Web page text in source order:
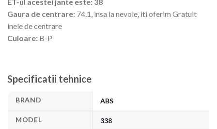
Gaura de centrare: 74.1, insa la nevoie, iti oferim Gratuit
inele de centrare
Culoare: B-P
Specificatii tehnice
BRAND ABS
MODEL 338